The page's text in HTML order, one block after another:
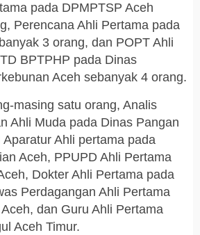
pada DPMPTSP Aceh
Perencana Ahli Pertama pada
3 orang, dan POPT Ahli
BPTPHP pada Dinas
Aceh sebanyak 4 orang.
masing satu orang, Analis
Ahli Muda pada Dinas Pangan
Ahli pertama pada
Aceh, PPUPD Ahli Pertama
Dokter Ahli Pertama pada
Perdagangan Ahli Pertama
dan Guru Ahli Pertama
Aceh Timur.